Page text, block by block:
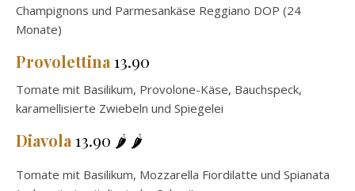
Champignons und Parmesankäse Reggiano DOP (24
Monate)
Provolettina 13.90
Tomate mit Basilikum, Provolone-Käse, Bauchspeck,
karamellisierte Zwiebeln und Spiegelei
Diavola 13.90 🌶️ 🌶️
Tomate mit Basilikum, Mozzarella Fiordilatte und Spianata